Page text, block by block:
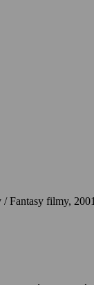
Fantasy filmy,